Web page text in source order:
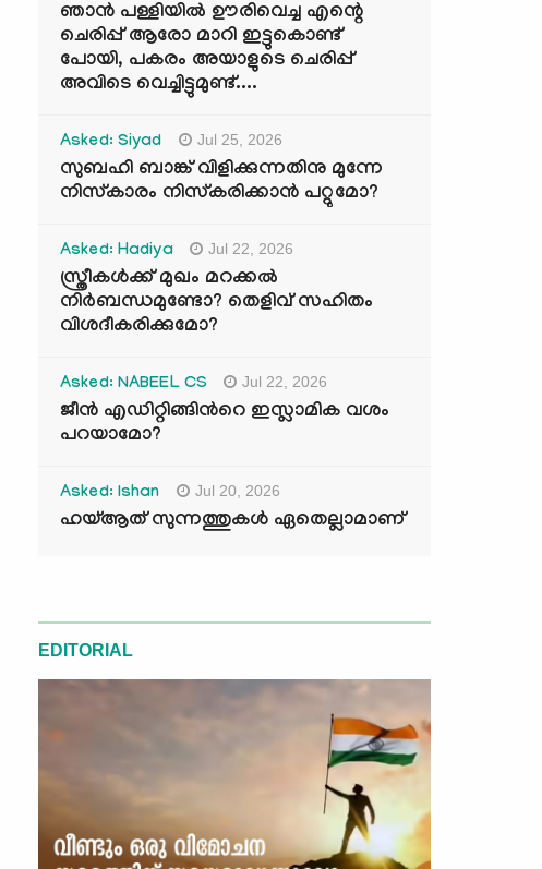
ഞാൻ പള്ളിയിൽ ഊരിവെച്ച എന്റെ
ചെരിപ്പ് ആരോ മാറി ഇട്ടുകൊണ്ട്
പോയി, പകരം അയാളുടെ ചെരിപ്പ്
അവിടെ വെച്ചിട്ടുമുണ്ട്....
Asked: Siyad Jul 25, 2026
സുബഹി ബാങ്ക് വിളിക്കുന്നതിനു മുന്നേ
നിസ്കാരം നിസ്കരിക്കാൻ പറ്റുമോ?
Asked: Hadiya Jul 22, 2026
സ്ത്രീകൾക്ക് മുഖം മറക്കൽ
നിർബന്ധമുണ്ടോ? തെളിവ് സഹിതം
വിശദീകരിക്കുമോ?
Asked: NABEEL CS Jul 22, 2026
ജീൻ എഡിറ്റിങ്ങിന്‍റെ ഇസ്ലാമിക വശം
പറയാമോ?
Asked: Ishan Jul 20, 2026
ഹയ്ആത് സുന്നത്തുകൾ ഏതെല്ലാമാണ്
EDITORIAL